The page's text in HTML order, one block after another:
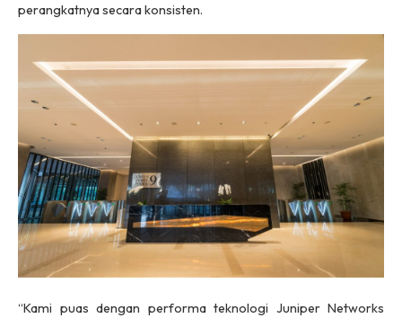
perangkatnya secara konsisten.
“Kami puas dengan performa teknologi Juniper Networks